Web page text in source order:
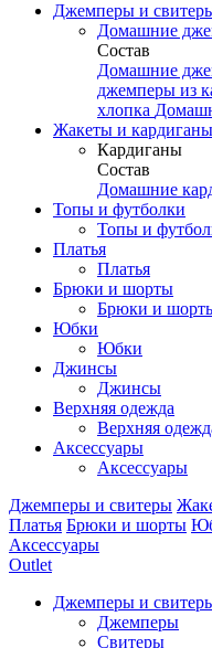
Джемперы и
Домашние
Состав
Домашние
джемперы из
хлопка
Жакеты и кардиганы
Кардиганы
Состав
Домашние
Топы и футболки
Топы и
Платья
Платья
Брюки и шорты
Брюки и
Юбки
Юбки
Джинсы
Джинсы
Верхняя одежда
Верхняя
Аксессуары
Аксессуары
Джемперы и свитеры
Платья Брюки и шорты
Аксессуары
Outlet
Джемперы и
Джемперы
Свитеры